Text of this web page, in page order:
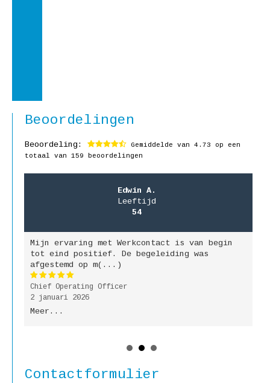
Beoordelingen
Beoordeling: Gemiddelde van 4.73 op een
totaal van 159 beoordelingen
Edwin A.
Leeftijd
54
Mijn ervaring met Werkcontact is van begin
tot eind positief. De begeleiding was
afgestemd op m(...)
Chief Operating Officer
2 januari 2026
Meer...
Contactformulier